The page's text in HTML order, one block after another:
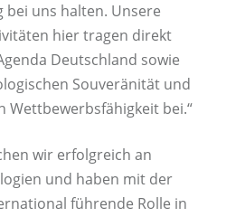
bei uns halten. Unsere
hier tragen direkt
Deutschland sowie
Souveränität und
Wettbewerbsfähigkeit bei.“
wir erfolgreich an
und haben mit der
führende Rolle in